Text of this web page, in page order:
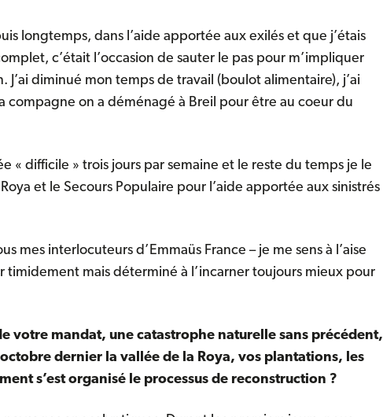
longtemps, dans l’aide apportée aux exilés et que j’étais
c’était l’occasion de sauter le pas pour m’impliquer
J’ai diminué mon temps de travail (boulot alimentaire), j’ai
compagne on a déménagé à Breil pour être au coeur du
« difficile » trois jours par semaine et le reste du temps je le
et le Secours Populaire pour l’aide apportée aux sinistrés
mes interlocuteurs d’Emmaüs France – je me sens à l’aise
timidement mais déterminé à l’incarner toujours mieux pour
votre mandat, une catastrophe naturelle sans précédent,
dernier la vallée de la Roya, vos plantations, les
s’est organisé le processus de reconstruction ?